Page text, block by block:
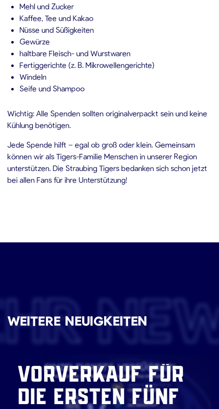
Mehl und Zucker
Kaffee, Tee und Kakao
Nüsse und Süßigkeiten
Gewürze
haltbare Fleisch- und Wurstwaren
Fertiggerichte (z. B. Mikrowellengerichte)
Windeln
Seife und Shampoo
Wichtig: Alle Spenden sollten originalverpackt sein und keine
Kühlung benötigen.
Jede Spende hilft – egal ob groß oder klein. Gemeinsam
können wir als Tigers-Familie Menschen in unserer Region
unterstützen. Die Straubing Tigers bedanken sich schon jetzt
bei allen Fans für ihre Unterstützung!
WEITERE NEUIGKEITEN
VORVERKAUF FÜR
DIE ERSTEN FÜNF